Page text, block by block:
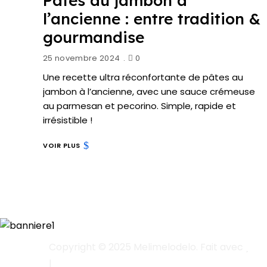
l’ancienne : entre tradition &
gourmandise
25 novembre 2024 0
Une recette ultra réconfortante de pâtes au
jambon à l’ancienne, avec une sauce crémeuse
au parmesan et pecorino. Simple, rapide et
irrésistible !
VOIR PLUS